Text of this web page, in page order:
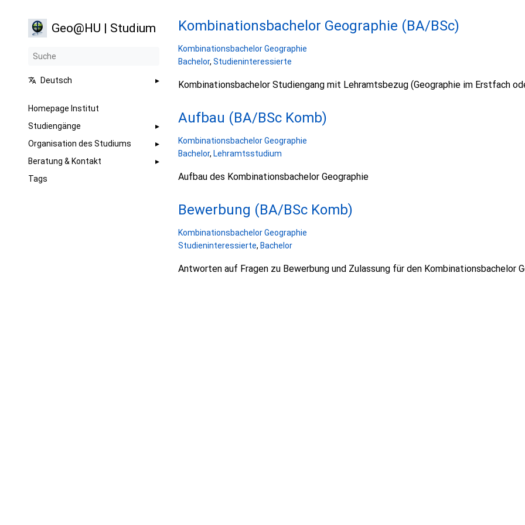
Geo@HU | Studium
Deutsch
Homepage Institut
Studiengänge
Organisation des Studiums
Beratung & Kontakt
Tags
Kombinationsbachelor Geographie (BA/BSc)
Kombinationsbachelor Geographie
Bachelor, Studieninteressierte
Kombinationsbachelor Studiengang mit Lehramtsbezug (Geographie im Erstfach
Aufbau (BA/BSc Komb)
Kombinationsbachelor Geographie
Bachelor, Lehramtsstudium
Aufbau des Kombinationsbachelor Geographie
Bewerbung (BA/BSc Komb)
Kombinationsbachelor Geographie
Studieninteressierte, Bachelor
Antworten auf Fragen zu Bewerbung und Zulassung für den Kombinationsbachelor